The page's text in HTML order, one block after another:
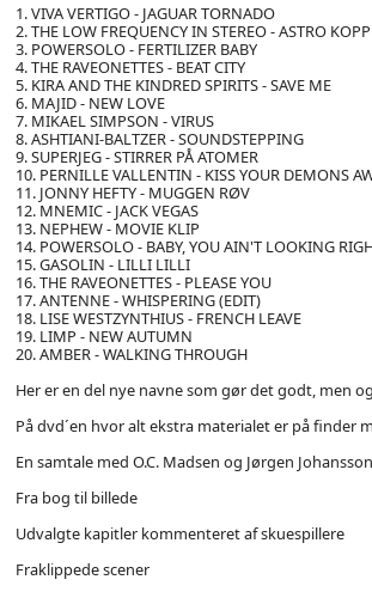
1. VIVA VERTIGO - JAGUAR TORNADO
2. THE LOW FREQUENCY IN STEREO - ASTRO KOPP
3. POWERSOLO - FERTILIZER BABY
4. THE RAVEONETTES - BEAT CITY
5. KIRA AND THE KINDRED SPIRITS - SAVE ME
6. MAJID - NEW LOVE
7. MIKAEL SIMPSON - VIRUS
8. ASHTIANI-BALTZER - SOUNDSTEPPING
9. SUPERJEG - STIRRER PÅ ATOMER
10. PERNILLE VALLENTIN - KISS YOUR DEMONS
11. JONNY HEFTY - MUGGEN RØV
12. MNEMIC - JACK VEGAS
13. NEPHEW - MOVIE KLIP
14. POWERSOLO - BABY, YOU AIN'T LOOKING
15. GASOLIN - LILLI LILLI
16. THE RAVEONETTES - PLEASE YOU
17. ANTENNE - WHISPERING (EDIT)
18. LISE WESTZYNTHIUS - FRENCH LEAVE
19. LIMP - NEW AUTUMN
20. AMBER - WALKING THROUGH
Her er en del nye navne som gør det godt, men
På dvd´en hvor alt ekstra materialet er på finder
En samtale med O.C. Madsen og Jørgen Johansson
Fra bog til billede
Udvalgte kapitler kommenteret af skuespillere
Fraklippede scener